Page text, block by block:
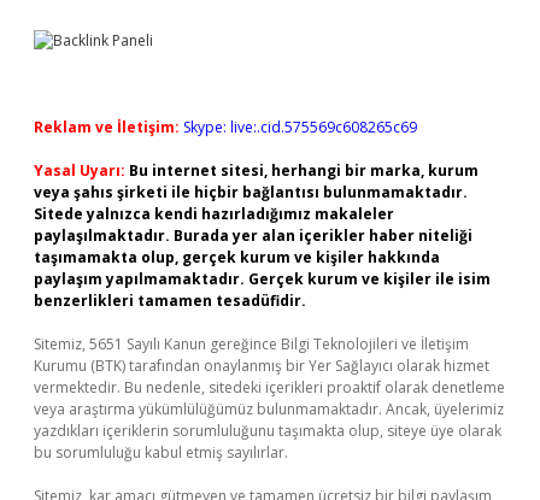
Reklam ve İletişim: Skype: live:.cid.575569c608265c69
Yasal Uyarı: Bu internet sitesi, herhangi bir marka, kurum
veya şahıs şirketi ile hiçbir bağlantısı bulunmamaktadır.
Sitede yalnızca kendi hazırladığımız makaleler
paylaşılmaktadır. Burada yer alan içerikler haber niteliği
taşımamakta olup, gerçek kurum ve kişiler hakkında
paylaşım yapılmamaktadır. Gerçek kurum ve kişiler ile isim
benzerlikleri tamamen tesadüfidir.
Sitemiz, 5651 Sayılı Kanun gereğince Bilgi Teknolojileri ve İletişim
Kurumu (BTK) tarafından onaylanmış bir Yer Sağlayıcı olarak hizmet
vermektedir. Bu nedenle, sitedeki içerikleri proaktif olarak denetleme
veya araştırma yükümlülüğümüz bulunmamaktadır. Ancak, üyelerimiz
yazdıkları içeriklerin sorumluluğunu taşımakta olup, siteye üye olarak
bu sorumluluğu kabul etmiş sayılırlar.
Sitemiz, kar amacı gütmeyen ve tamamen ücretsiz bir bilgi paylaşım